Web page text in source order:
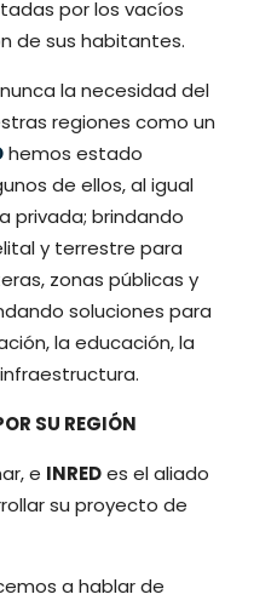
por los vacíos
de sus habitantes.
la necesidad del
regiones como un
hemos estado
de ellos, al igual
privada; brindando
y terrestre para
zonas públicas y
soluciones para
la educación, la
SU REGIÓN
e INREDes el aliado
su proyecto de
a hablar de